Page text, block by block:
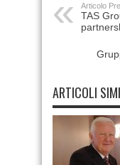
Articolo
TAS
ARTICOLI